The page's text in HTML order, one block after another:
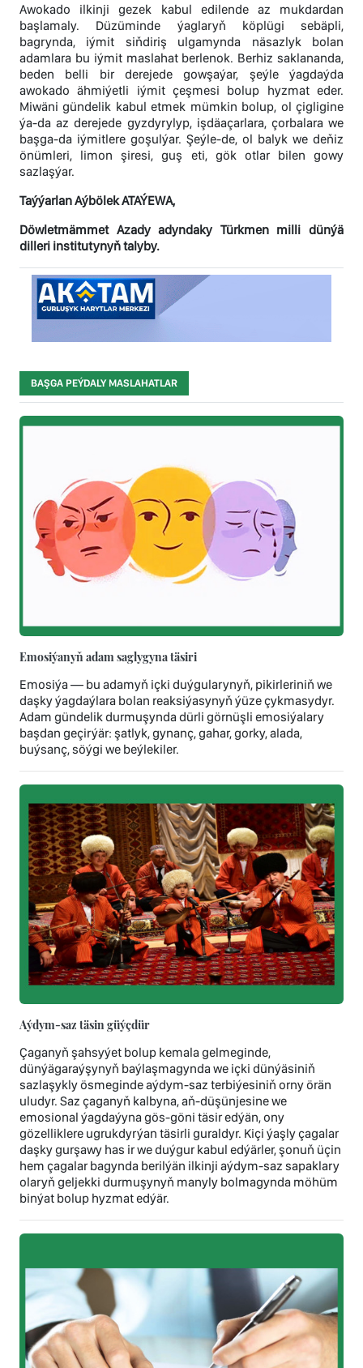
Awokado ilkinji gezek kabul edilende az mukdardan
başlamaly. Düzüminde ýaglaryň köplügi sebäpli,
bagrynda, iýmit siňdiriş ulgamynda näsazlyk bolan
adamlara bu iýmit maslahat berlenok. Berhiz saklananda,
beden belli bir derejede gowşaýar, şeýle ýagdaýda
awokado ähmiýetli iýmit çeşmesi bolup hyzmat eder.
Miwäni gündelik kabul etmek mümkin bolup, ol çigligine
ýa-da az derejede gyzdyrylyp, işdäaçarlara, çorbalara we
başga-da iýmitlere goşulýar. Şeýle-de, ol balyk we deňiz
önümleri, limon şiresi, guş eti, gök otlar bilen gowy
sazlaşýar.
Taýýarlan Aýbölek ATAÝEWA,
Döwletmämmet Azady adyndaky Türkmen milli dünýä
dilleri institutynyň talyby.
BAŞGA PEÝDALY MASLAHATLAR
Emosiýanyň adam saglygyna täsiri
Emosiýa — bu adamyň içki duýgularynyň, pikirleriniň we
daşky ýagdaýlara bolan reaksiýasynyň ýüze çykmasydyr.
Adam gündelik durmuşynda dürli görnüşli emosiýalary
başdan geçirýär: şatlyk, gynanç, gahar, gorky, alada,
buýsanç, söýgi we beýlekiler.
Aýdym-saz täsin güýçdür
Çaganyň şahsyýet bolup kemala gelmeginde,
dünýägaraýşynyň baýlaşmagynda we içki dünýäsiniň
sazlaşykly ösmeginde aýdym-saz terbiýesiniň orny örän
uludyr. Saz çaganyň kalbyna, aň-düşünjesine we
emosional ýagdaýyna gös-göni täsir edýän, ony
gözelliklere ugrukdyrýan täsirli guraldyr. Kiçi ýaşly çagalar
daşky gurşawy has ir we duýgur kabul edýärler, şonuň üçin
hem çagalar bagynda berilýän ilkinji aýdym-saz sapaklary
olaryň geljekki durmuşynyň manyly bolmagynda möhüm
binýat bolup hyzmat edýär.